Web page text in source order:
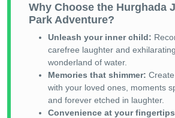
Why Choose the Hurghada
Park Adventure?
Unleash your inner child:
carefree laughter and
wonderland of water.
Memories that shimmer:
with your loved ones, moments
and forever etched in laughter.
Convenience at your